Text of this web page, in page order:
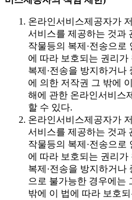
온라인서비스제공자가
서비스를 제공하는 것과
작물등의 복제·전송으로
에 따라 보호되는 권리가
복제·전송을 방지하거나
에 의한 저작권 그 밖에
해에 관한 온라인서비스
할 수 있다.
온라인서비스제공자가
서비스를 제공하는 것과
작물등의 복제·전송으로
에 따라 보호되는 권리가
복제·전송을 방지하거나
으로 불가능한 경우에는
밖에 이 법에 따라 보호